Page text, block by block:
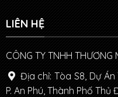
LIÊN HỆ
CÔNG TY TNHH THƯƠNG
Địa chỉ: Tòa S8, Dự Án
P. An Phú, Thành Phố Thủ